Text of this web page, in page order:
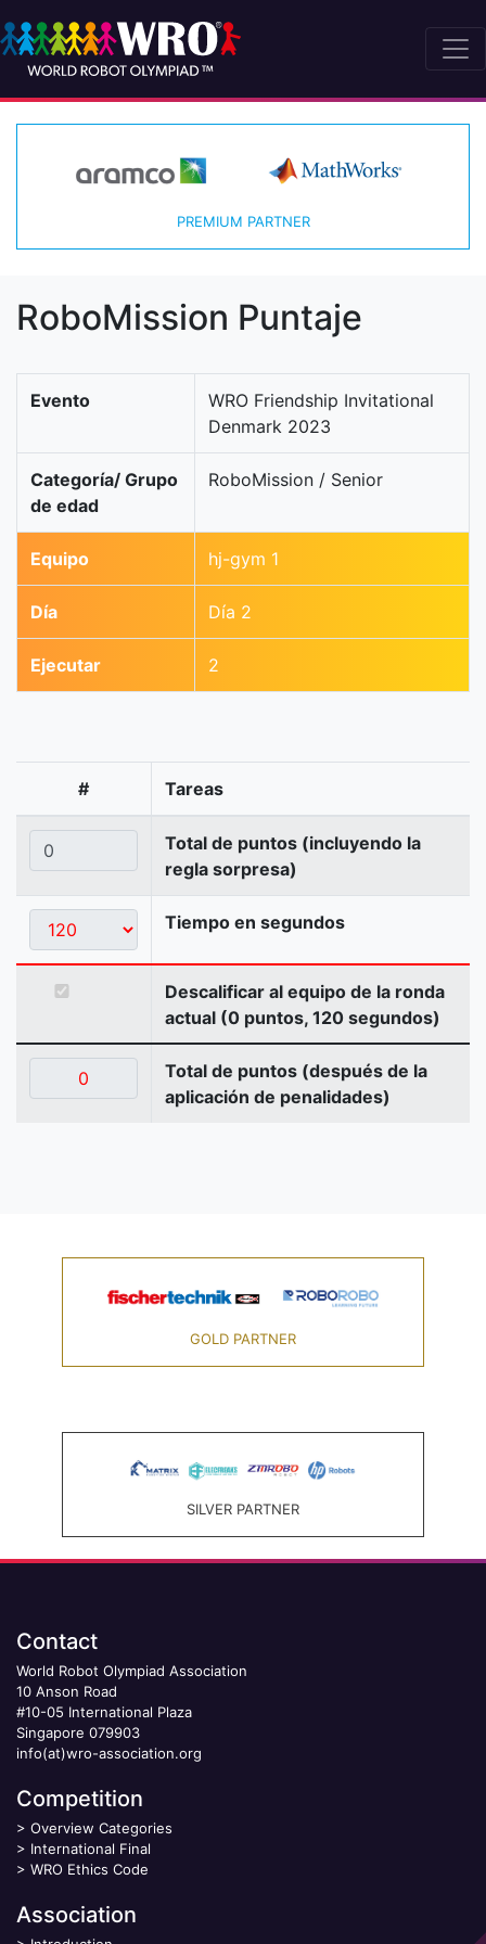
PREMIUM PARTNER
RoboMission Puntaje
Evento
WRO Friendship Invitational
Denmark 2023
Categoría/ Grupo
de edad
RoboMission / Senior
Equipo hj-gym 1
Día Día 2
Ejecutar 2
# Tareas
Total de puntos (incluyendo la
regla sorpresa)
Tiempo en segundos
Descalificar al equipo de la ronda
actual (0 puntos, 120 segundos)
Total de puntos (después de la
aplicación de penalidades)
GOLD PARTNER
SILVER PARTNER
Contact
World Robot Olympiad Association
10 Anson Road
#10-05 International Plaza
Singapore 079903
info(at)wro-association.org
Competition
> Overview Categories
> International Final
> WRO Ethics Code
Association